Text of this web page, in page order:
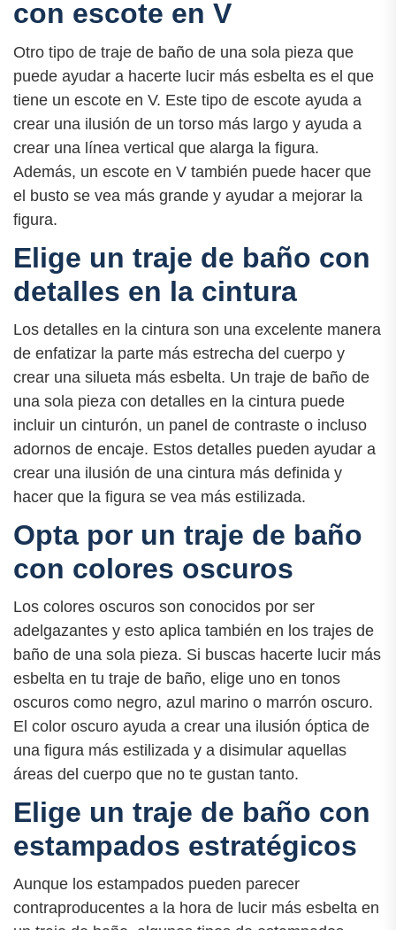
con escote en V
Otro tipo de traje de baño de una sola pieza que
puede ayudar a hacerte lucir más esbelta es el que
tiene un escote en V. Este tipo de escote ayuda a
crear una ilusión de un torso más largo y ayuda a
crear una línea vertical que alarga la figura.
Además, un escote en V también puede hacer que
el busto se vea más grande y ayudar a mejorar la
figura.
Elige un traje de baño con
detalles en la cintura
Los detalles en la cintura son una excelente manera
de enfatizar la parte más estrecha del cuerpo y
crear una silueta más esbelta. Un traje de baño de
una sola pieza con detalles en la cintura puede
incluir un cinturón, un panel de contraste o incluso
adornos de encaje. Estos detalles pueden ayudar a
crear una ilusión de una cintura más definida y
hacer que la figura se vea más estilizada.
Opta por un traje de baño
con colores oscuros
Los colores oscuros son conocidos por ser
adelgazantes y esto aplica también en los trajes de
baño de una sola pieza. Si buscas hacerte lucir más
esbelta en tu traje de baño, elige uno en tonos
oscuros como negro, azul marino o marrón oscuro.
El color oscuro ayuda a crear una ilusión óptica de
una figura más estilizada y a disimular aquellas
áreas del cuerpo que no te gustan tanto.
Elige un traje de baño con
estampados estratégicos
Aunque los estampados pueden parecer
contraproducentes a la hora de lucir más esbelta en